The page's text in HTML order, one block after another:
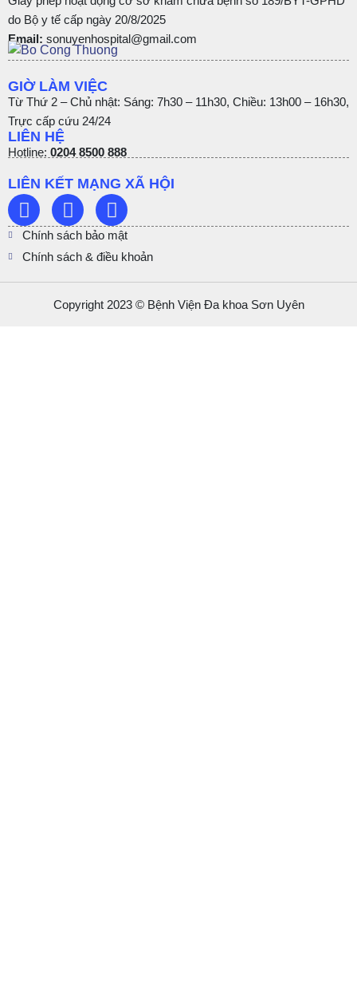
do Bộ y tế cấp ngày 20/8/2025
Email: sonuyenhospital@gmail.com
GIỜ LÀM VIỆC
Từ Thứ 2 – Chủ nhật: Sáng: 7h30 – 11h30, Chiều: 13h00 – 16h30,
Trực cấp cứu 24/24
LIÊN HỆ
Hotline: 0204 8500 888
LIÊN KẾT MẠNG XÃ HỘI
Chính sách bảo mật
Chính sách & điều khoản
Copyright 2023 © Bệnh Viện Đa khoa Sơn Uyên